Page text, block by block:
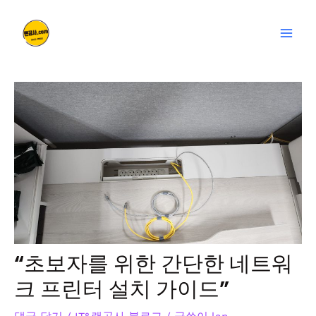
“초보자를 위한 간단한 네트워
크 프린터 설치 가이드”
탐
색